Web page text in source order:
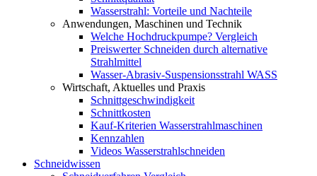
Wasserstrahl: Vorteile und Nachteile
Anwendungen, Maschinen und Technik
Welche Hochdruckpumpe? Vergleich
Preiswerter Schneiden durch alternative
Strahlmittel
Wasser-Abrasiv-Suspensionsstrahl WASS
Wirtschaft, Aktuelles und Praxis
Schnittgeschwindigkeit
Schnittkosten
Kauf-Kriterien Wasserstrahlmaschinen
Kennzahlen
Videos Wasserstrahlschneiden
Schneidwissen